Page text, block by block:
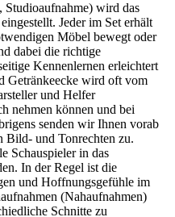
Studioaufnahme) wird das
Jeder im Set erhält
Möbel bewegt oder
dabei die richtige
Kennenlernen erleichtert
Getränkeecke wird oft vom
und Helfer
nehmen können und bei
senden wir Ihnen vorab
Bild- und Tonrechten zu.
Schauspieler in das
In der Regel ist die
und Hoffnungsgefühle im
(Nahaufnahmen)
Schnitte zu